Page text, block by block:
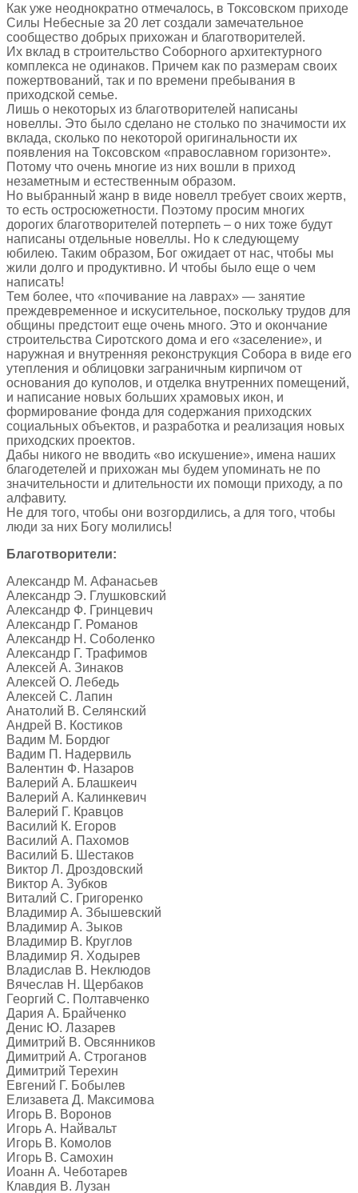
Как уже неоднократно отмечалось, в Токсовском приходе
Силы Небесные за 20 лет создали замечательное
сообщество добрых прихожан и благотворителей.
Их вклад в строительство Соборного архитектурного
комплекса не одинаков. Причем как по размерам своих
пожертвований, так и по времени пребывания в
приходской семье.
Лишь о некоторых из благотворителей написаны
новеллы. Это было сделано не столько по значимости их
вклада, сколько по некоторой оригинальности их
появления на Токсовском «православном горизонте».
Потому что очень многие из них вошли в приход
незаметным и естественным образом.
Но выбранный жанр в виде новелл требует своих жертв,
то есть остросюжетности. Поэтому просим многих
дорогих благотворителей потерпеть – о них тоже будут
написаны отдельные новеллы. Но к следующему
юбилею. Таким образом, Бог ожидает от нас, чтобы мы
жили долго и продуктивно. И чтобы было еще о чем
написать!
Тем более, что «почивание на лаврах» — занятие
преждевременное и искусительное, поскольку трудов для
общины предстоит еще очень много. Это и окончание
строительства Сиротского дома и его «заселение», и
наружная и внутренняя реконструкция Собора в виде его
утепления и облицовки заграничным кирпичом от
основания до куполов, и отделка внутренних помещений,
и написание новых больших храмовых икон, и
формирование фонда для содержания приходских
социальных объектов, и разработка и реализация новых
приходских проектов.
Дабы никого не вводить «во искушение», имена наших
благодетелей и прихожан мы будем упоминать не по
значительности и длительности их помощи приходу, а по
алфавиту.
Не для того, чтобы они возгордились, а для того, чтобы
люди за них Богу молились!
Благотворители:
Александр М. Афанасьев
Александр Э. Глушковский
Александр Ф. Гринцевич
Александр Г. Романов
Александр Н. Соболенко
Александр Г. Трафимов
Алексей А. Зинаков
Алексей О. Лебедь
Алексей С. Лапин
Анатолий В. Селянский
Андрей В. Костиков
Вадим М. Бордюг
Вадим П. Надервиль
Валентин Ф. Назаров
Валерий А. Блашкеич
Валерий А. Калинкевич
Валерий Г. Кравцов
Василий К. Егоров
Василий А. Пахомов
Василий Б. Шестаков
Виктор Л. Дроздовский
Виктор А. Зубков
Виталий С. Григоренко
Владимир А. Збышевский
Владимир А. Зыков
Владимир В. Круглов
Владимир Я. Ходырев
Владислав В. Неклюдов
Вячеслав Н. Щербаков
Георгий С. Полтавченко
Дария А. Брайченко
Денис Ю. Лазарев
Димитрий В. Овсянников
Димитрий А. Строганов
Димитрий Терехин
Евгений Г. Бобылев
Елизавета Д. Максимова
Игорь В. Воронов
Игорь А. Найвальт
Игорь В. Комолов
Игорь В. Самохин
Иоанн А. Чеботарев
Клавдия В. Лузан